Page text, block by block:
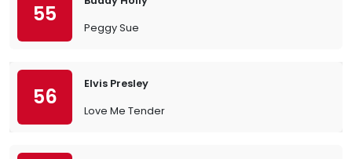
55
Peggy Sue
56
Elvis Presley
Love Me Tender